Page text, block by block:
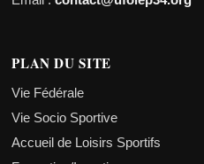
PLAN DU SITE
Vie Fédérale
Vie Socio Sportive
Accueil de Loisirs Sportifs